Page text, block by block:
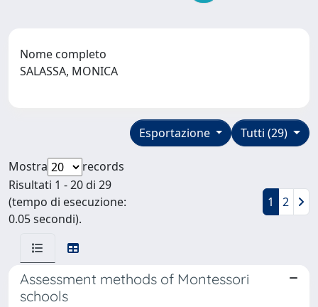
Nome completo
SALASSA, MONICA
Tutti (29)
Esportazione
Mostra
records
Risultati 1 - 20 di 29
(tempo di esecuzione:
0.05 secondi).
1 2
Assessment methods of Montessori
schools